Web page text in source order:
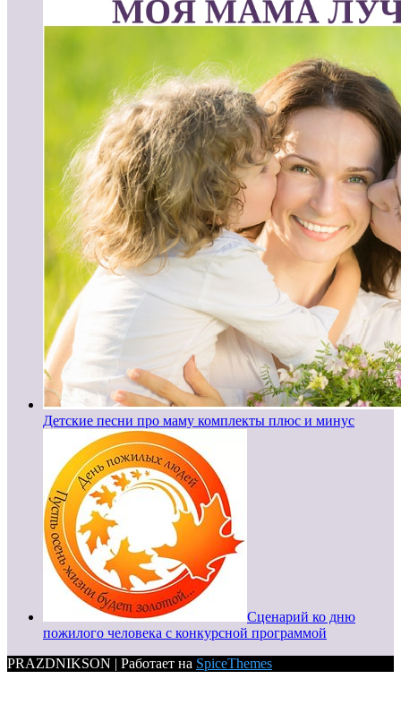
Детские песни про маму комплекты плюс и минус
Сценарий ко дню
пожилого человека с конкурсной программой
PRAZDNIKSON | Работает на SpiceThemes